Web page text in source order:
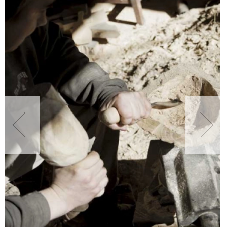
ROŚLINY OGRODOWE
PORADY
ZIELEŃ W DOMU
PROJEKTOWANIE OGRODU
NATURALNIE
URODA
NATURALNA APTECZKA